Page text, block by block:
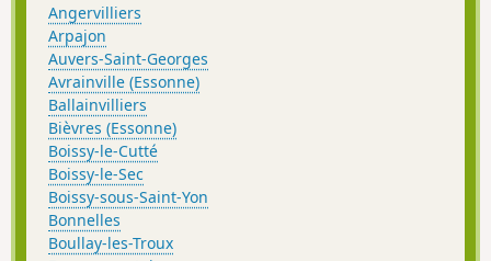
Angervilliers
Arpajon
Auvers-Saint-Georges
Avrainville (Essonne)
Ballainvilliers
Bièvres (Essonne)
Boissy-le-Cutté
Boissy-le-Sec
Boissy-sous-Saint-Yon
Bonnelles
Boullay-les-Troux